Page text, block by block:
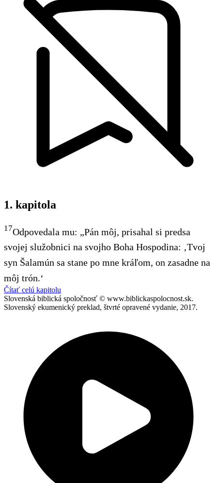
1. kapitola
17Odpovedala mu: „Pán môj, prisahal si predsa
svojej služobnici na svojho Boha Hospodina: ‚Tvoj
syn Šalamún sa stane po mne kráľom, on zasadne na
môj trón.‘
Čítať celú kapitolu
Slovenská biblická spoločnosť © www.biblickaspolocnost.sk.
Slovenský ekumenický preklad, štvrté opravené vydanie, 2017.